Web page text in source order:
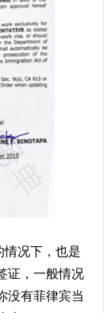
况下，也是
证，一般情况
没有菲律宾当